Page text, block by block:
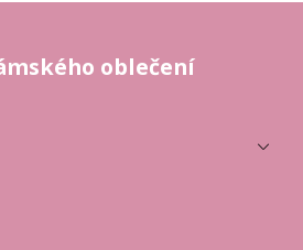
oblečení